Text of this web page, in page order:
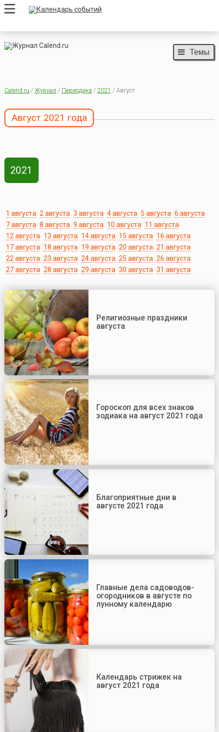
Темы
Calend.ru / Журнал / Периодика / 2021 / Август
Август 2021 года
2021
1 августа 2 августа 3 августа 4 августа 5 августа 6 августа
7 августа 8 августа 9 августа 10 августа 11 августа
12 августа 13 августа 14 августа 15 августа 16 августа
17 августа 18 августа 19 августа 20 августа 21 августа
22 августа 23 августа 24 августа 25 августа 26 августа
27 августа 28 августа 29 августа 30 августа 31 августа
Религиозные праздники
августа
Гороскоп для всех знаков
зодиака на август 2021 года
Благоприятные дни в
августе 2021 года
Главные дела садоводов-
огородников в августе по
лунному календарю
Календарь стрижек на
август 2021 года